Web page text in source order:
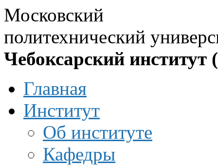
Московский
политехнический
Чебоксарский институт
Главная
Институт
Об институте
Кафедры